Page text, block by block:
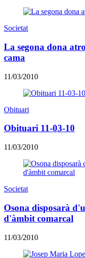
Societat
La segona dona
cama
11/03/2010
Obituari
Obituari 11-03-10
11/03/2010
Societat
Osona disposarà
d'àmbit comarcal
11/03/2010